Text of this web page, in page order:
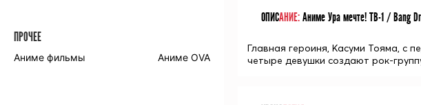
ОПИСАНИЕ:Аниме Ура мечте! ТВ-1 / Bang
Главная героиня, Касуми Тояма, с
четыре девушки создают рок-
ПРОЧЕЕ
Аниме фильмы Аниме OVA